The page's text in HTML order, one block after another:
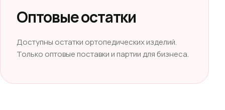
Оптовые остатки
Доступны остатки ортопедических изделий.
Только оптовые поставки и партии для бизнеса.